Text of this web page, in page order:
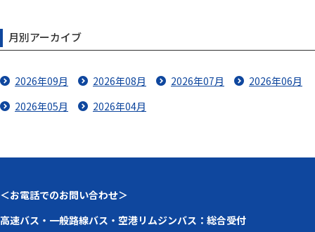
月別アーカイブ
2026年09月 2026年08月 2026年07月
2026年06月
2026年05月
2026年04月
＜お電話でのお問い合わせ＞
高速バス・一般路線バス・空港リムジンバス：総合受付